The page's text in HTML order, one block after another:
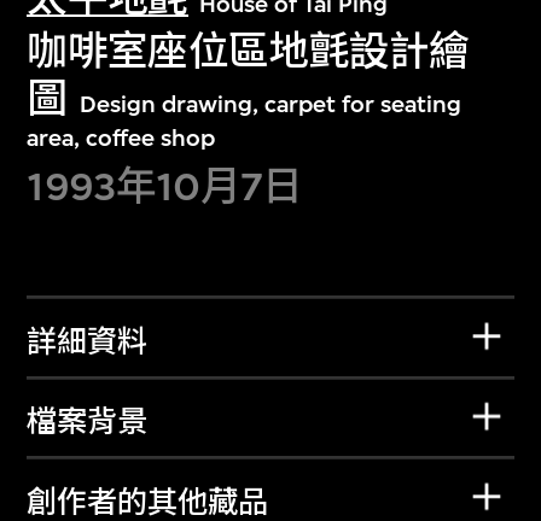
咖啡室座位區地氈設計繪
圖
Design drawing, carpet for seating
area, coffee shop
1993年10月7日
詳細資料
檔案背景
創作者的其他藏品